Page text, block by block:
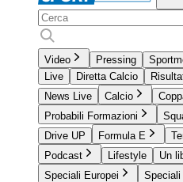
Video Pressing
Live
Diretta Calcio
News Live
Calcio
Probabili Formazioni
Drive UP
Formula E
Podcast
Lifestyle
Un
Speciali Europei
Speciali